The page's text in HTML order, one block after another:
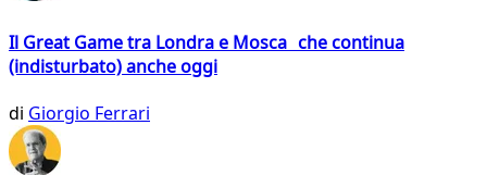
Il Great Game tra Londra e Mosca che continua
(indisturbato) anche oggi
di Giorgio Ferrari